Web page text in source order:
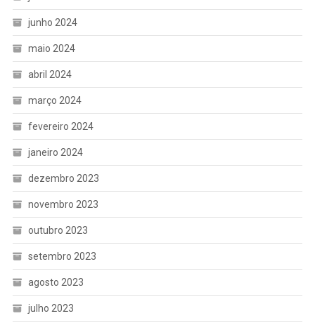
junho 2024
maio 2024
abril 2024
março 2024
fevereiro 2024
janeiro 2024
dezembro 2023
novembro 2023
outubro 2023
setembro 2023
agosto 2023
julho 2023